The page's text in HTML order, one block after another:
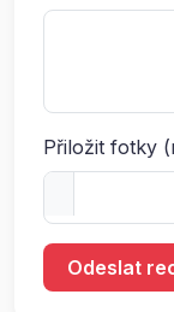
Přiložit fotky
Odeslat